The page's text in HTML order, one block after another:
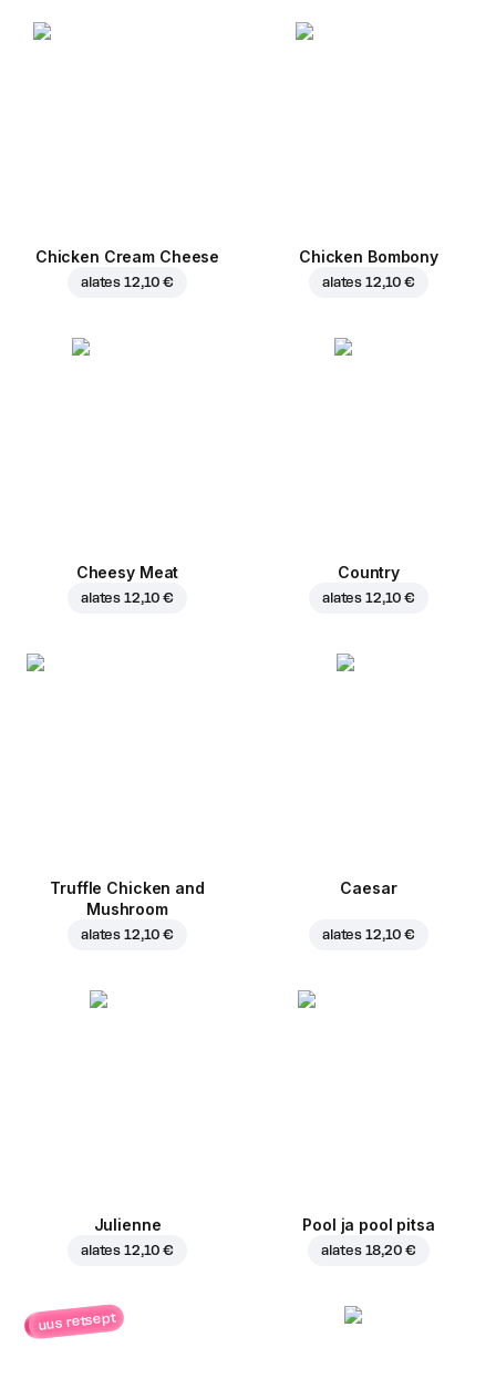
Chicken Cream Cheese
alates 12,10 €
Chicken Bombony
alates 12,10 €
Cheesy Meat
alates 12,10 €
Country
alates 12,10 €
Truffle Chicken and
Mushroom
alates 12,10 €
Caesar
alates 12,10 €
Julienne
alates 12,10 €
Pool ja pool pitsa
alates 18,20 €
uus retsept